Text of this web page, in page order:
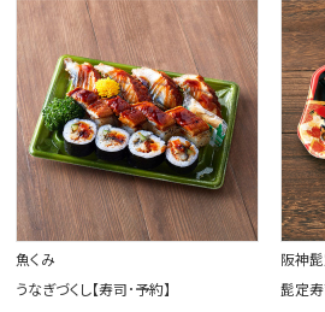
閉じる
魚くみ
うなぎづくし【寿司･予約】
阪神
髭定寿